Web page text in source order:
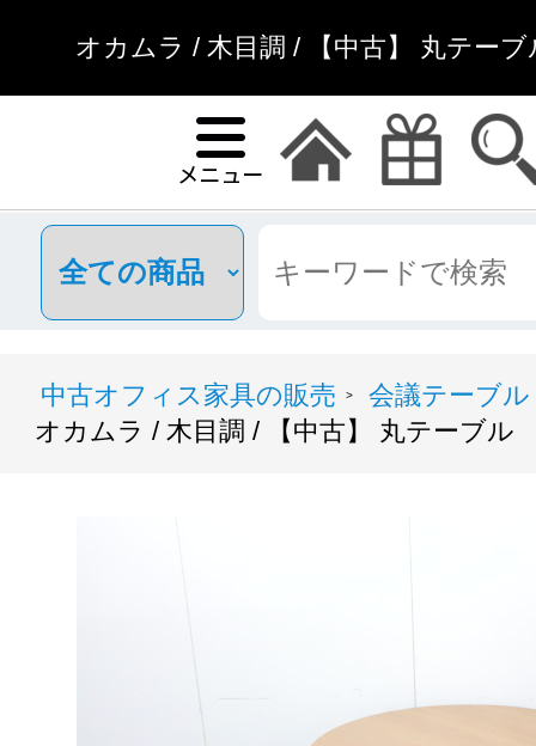
オカムラ / 木目調 / 【中古】 丸テー
中古オフィス家具の販売 >
会議テーブル
オカムラ / 木目調 / 【中古】 丸テーブル